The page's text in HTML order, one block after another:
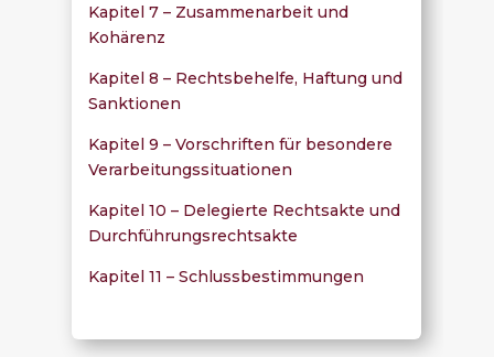
Kapitel 7 – Zusammenarbeit und
Kohärenz
Kapitel 8 – Rechtsbehelfe, Haftung und
Sanktionen
Kapitel 9 – Vorschriften für besondere
Verarbeitungssituationen
Kapitel 10 – Delegierte Rechtsakte und
Durchführungsrechtsakte
Kapitel 11 – Schlussbestimmungen